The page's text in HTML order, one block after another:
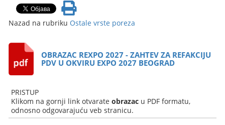
Nazad na rubriku Ostale vrste poreza
OBRAZAC REXPO 2027 - ZAHTEV ZA REFAKCIJU
PDV U OKVIRU EXPO 2027 BEOGRAD
PRISTUP
Klikom na gornji link otvarateobrazac u PDF formatu,
odnosno odgovarajuću veb stranicu.